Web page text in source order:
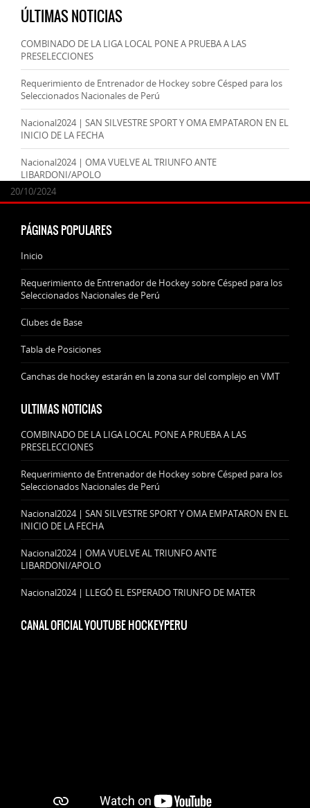
ÚLTIMAS NOTICIAS
COMBINADO DE LA LIGA LOCAL PONE A PRUEBA A LAS
PRESELECCIONES
24/09/2025
Requerimiento de Entrenador de Hockey sobre Césped para los
Seleccionados Nacionales de Perú
07/11/2024
Nacional2024 | SAN SILVESTRE SPORT Y OMA EMPATARON EN EL
INICIO DE LA FECHA
20/10/2024
Nacional2024 | OMA VUELVE AL TRIUNFO ANTE
LIBARDONI/APOLO
20/10/2024
PÁGINAS POPULARES
Inicio
Requerimiento de Entrenador de Hockey sobre Césped para los
Seleccionados Nacionales de Perú
Clubes de Base
Tabla de Posiciones
Canchas de hockey estarán en la zona sur del complejo en VMT
ULTIMAS NOTICIAS
COMBINADO DE LA LIGA LOCAL PONE A PRUEBA A LAS
PRESELECCIONES
Requerimiento de Entrenador de Hockey sobre Césped para los
Seleccionados Nacionales de Perú
Nacional2024 | SAN SILVESTRE SPORT Y OMA EMPATARON EN EL
INICIO DE LA FECHA
Nacional2024 | OMA VUELVE AL TRIUNFO ANTE
LIBARDONI/APOLO
Nacional2024 | LLEGÓ EL ESPERADO TRIUNFO DE MATER
CANAL OFICIAL YOUTUBE HOCKEYPERU